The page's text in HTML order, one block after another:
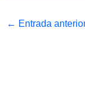
← Entrada